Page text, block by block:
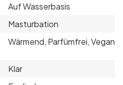
Auf Wasserbasis
Masturbation
Wärmend, Parfümfrei, Vegan
Klar